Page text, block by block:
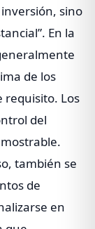
sino
En la
de los
requisito. Los
del
también se
de
en